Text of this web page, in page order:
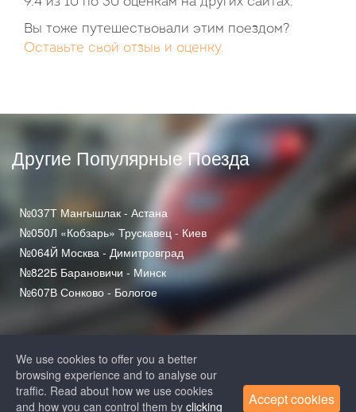
Вы тоже путешествовали этим поездом?
Оставьте свой отзыв и оценку.
Другие Популярные Поезда
№037Т Мангышлак - Астана
№050Л «Кобзарь» Трускавец - Киев
№064Й Москва - Димитровград
№822Б Барановичи - Минск
№607В Сонково - Бологое
We use cookies to offer you a better
browsing experience and to analyse our
traffic. Read about how we use cookies
and how you can control them by clicking Accept cookies